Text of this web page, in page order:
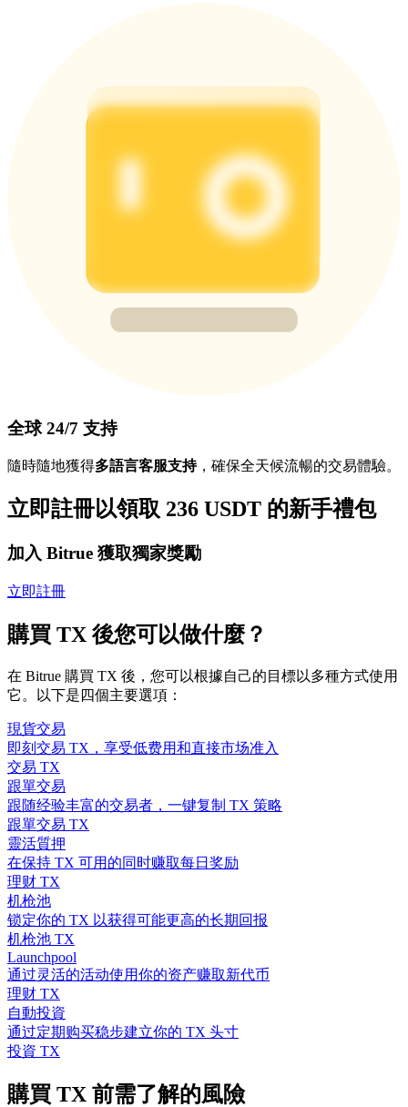
全球 24/7 支持
隨時隨地獲得多語言客服支持，確保全天候流暢的交易體驗。
立即註冊以領取 236 USDT 的新手禮包
加入 Bitrue 獲取獨家獎勵
立即註冊
購買 TX 後您可以做什麼？
在 Bitrue 購買 TX 後，您可以根據自己的目標以多種方式使用
它。以下是四個主要選項：
現貨交易
即刻交易 TX，享受低费用和直接市场准入
交易 TX
跟單交易
跟随经验丰富的交易者，一键复制 TX 策略
跟單交易 TX
靈活質押
在保持 TX 可用的同时赚取每日奖励
理财 TX
机枪池
锁定你的 TX 以获得可能更高的长期回报
机枪池 TX
Launchpool
通过灵活的活动使用你的资产赚取新代币
理财 TX
自動投資
通过定期购买稳步建立你的 TX 头寸
投資 TX
購買 TX 前需了解的風險